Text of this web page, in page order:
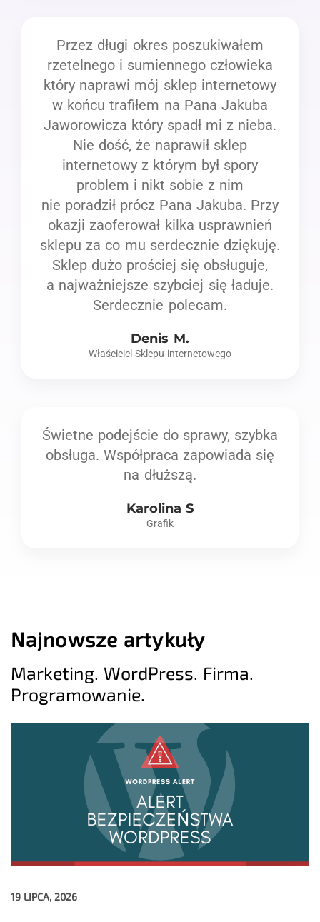
Przez długi okres poszukiwałem
rzetelnego i sumiennego człowieka
który naprawi mój sklep internetowy
w końcu trafiłem na Pana Jakuba
Jaworowicza który spadł mi z nieba.
Nie dość, że naprawił sklep
internetowy z którym był spory
problem i nikt sobie z nim
nie poradził prócz Pana Jakuba. Przy
okazji zaoferował kilka usprawnień
sklepu za co mu serdecznie dziękuję.
Sklep dużo prościej się obsługuje,
a najważniejsze szybciej się ładuje.
Serdecznie polecam.
Denis M.
Właściciel Sklepu internetowego
Świetne podejście do sprawy, szybka
obsługa. Współpraca zapowiada się
na dłuższą.
Karolina S
Grafik
Najnowsze artykuły
Marketing. WordPress. Firma.
Programowanie.
19 LIPCA, 2026